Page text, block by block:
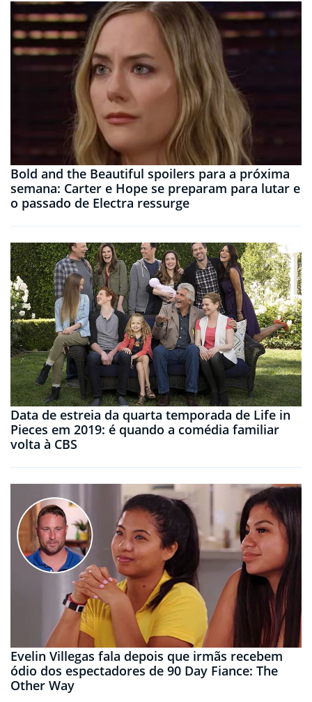
Bold and the Beautiful spoilers para a próxima
semana: Carter e Hope se preparam para lutar e
o passado de Electra ressurge
Data de estreia da quarta temporada de Life in
Pieces em 2019: é quando a comédia familiar
volta à CBS
Evelin Villegas fala depois que irmãs recebem
ódio dos espectadores de 90 Day Fiance: The
Other Way